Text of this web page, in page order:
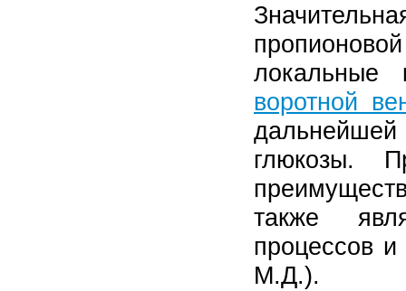
воротной
глюкозы.
также
процессов
М.Д.).